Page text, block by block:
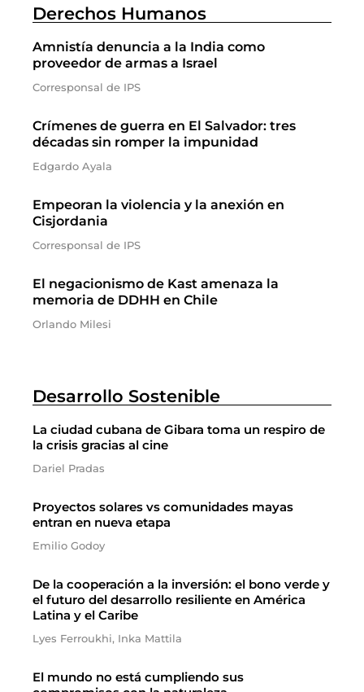
Derechos Humanos
Amnistía denuncia a la India como
proveedor de armas a Israel
Corresponsal de IPS
Crímenes de guerra en El Salvador: tres
décadas sin romper la impunidad
Edgardo Ayala
Empeoran la violencia y la anexión en
Cisjordania
Corresponsal de IPS
El negacionismo de Kast amenaza la
memoria de DDHH en Chile
Orlando Milesi
Desarrollo Sostenible
La ciudad cubana de Gibara toma un respiro de
la crisis gracias al cine
Dariel Pradas
Proyectos solares vs comunidades mayas
entran en nueva etapa
Emilio Godoy
De la cooperación a la inversión: el bono verde y
el futuro del desarrollo resiliente en América
Latina y el Caribe
Lyes Ferroukhi, Inka Mattila
El mundo no está cumpliendo sus